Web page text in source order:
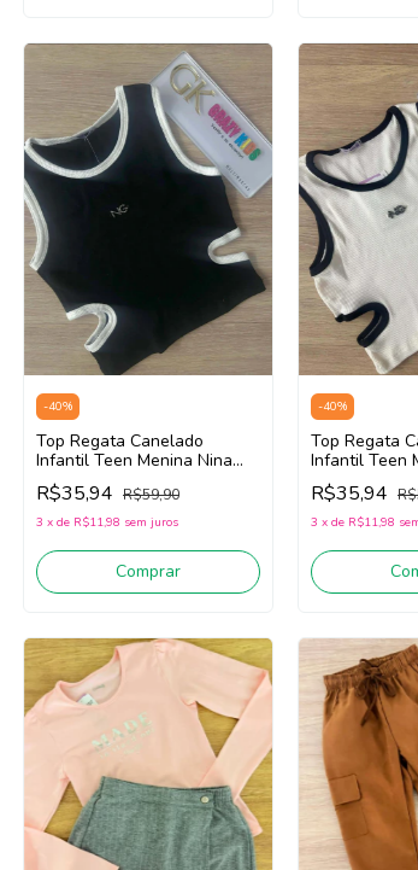
-40%
Top Regata Canelado
Infantil Teen Menina Nina
Go! 2253001 (Preto)
R$35,94 R$59,90
3 x de R$11,98 sem juros
Comprar
-40%
Top Regata
Infantil Teen
Go! 2253001
R$35,94
3 x de R$11,98